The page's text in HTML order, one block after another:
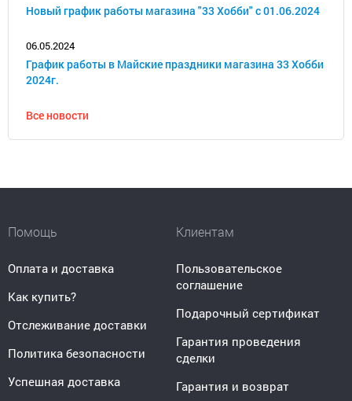
Новый график работы магазина "33 Хобби" с 01.06.2024
06.05.2024
График работы в Майские праздники магазина 33 Хобби
2024г.
Все новости
Помощь
Оплата и доставка
Как купить?
Отслеживание доставки
Политика безопасности
Успешная доставка
Клиентам
Пользовательское
соглашение
Подарочный сертификат
Гарантия проведения
сделки
Гарантия и возврат